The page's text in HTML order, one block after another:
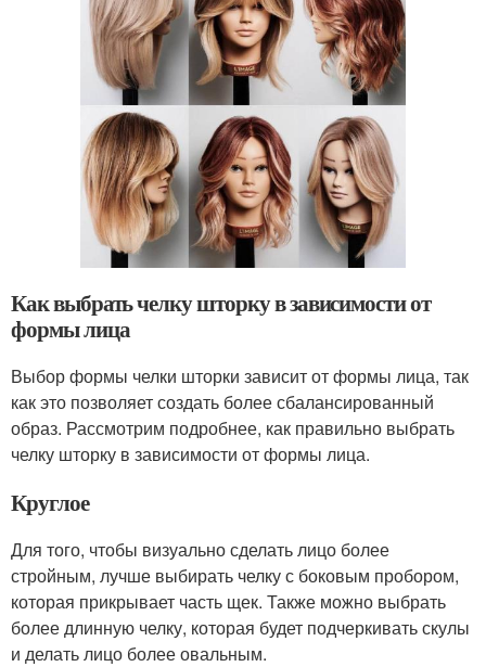
Как выбрать челку шторку в зависимости от
формы лица
Выбор формы челки шторки зависит от формы лица, так
как это позволяет создать более сбалансированный
образ. Рассмотрим подробнее, как правильно выбрать
челку шторку в зависимости от формы лица.
Круглое
Для того, чтобы визуально сделать лицо более
стройным, лучше выбирать челку с боковым пробором,
которая прикрывает часть щек. Также можно выбрать
более длинную челку, которая будет подчеркивать скулы
и делать лицо более овальным.